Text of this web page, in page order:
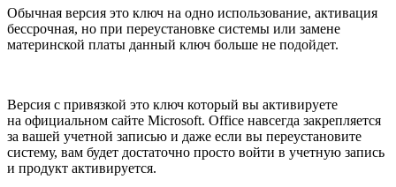
Обычная версия это ключ на одно использование, активация
бессрочная, но при переустановке системы или замене
материнской платы данный ключ больше не подойдет.
Версия с привязкой это ключ который вы активируете
на официальном сайте Microsoft. Office навсегда закрепляется
за вашей учетной записью и даже если вы переустановите
систему, вам будет достаточно просто войти в учетную запись
и продукт активируется.